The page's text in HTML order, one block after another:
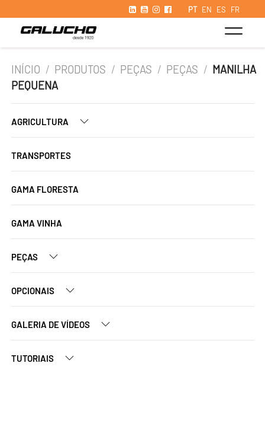
PT EN ES FR
INÍCIO / PRODUTOS / PEÇAS / PEÇAS / MANILHA
PEQUENA
AGRICULTURA
TRANSPORTES
GAMA FLORESTA
GAMA VINHA
PEÇAS
OPCIONAIS
GALERIA DE VÍDEOS
TUTORIAIS